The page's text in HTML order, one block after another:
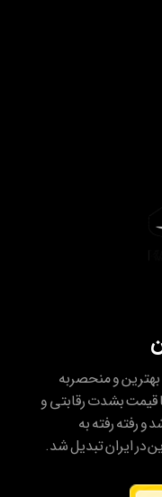
با هدف ارائه بهترین و منحصربه
قیمت بشدت رقابتی و
رفته رفته به
در ایران تبدیل شد.